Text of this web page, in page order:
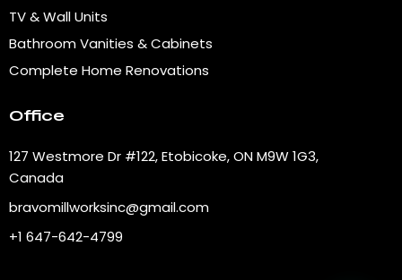
TV & Wall Units
Bathroom Vanities & Cabinets
Complete Home Renovations
Office
127 Westmore Dr #122, Etobicoke, ON M9W 1G3,
Canada
bravomillworksinc@gmail.com
+1 647-642-4799